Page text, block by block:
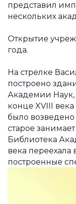
представил
нескольких
Открытие
года.
На стрелке
построено
Академии Наук,
конце XVIII
было
старое
Библиотека
века
построенные